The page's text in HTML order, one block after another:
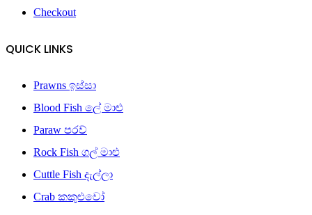
Checkout
QUICK LINKS
Prawns ඉස්සා
Blood Fish ලේ මාළු
Paraw පරව්
Rock Fish ගල් මාළු
Cuttle Fish දැල්ලා
Crab කකුළුවෝ